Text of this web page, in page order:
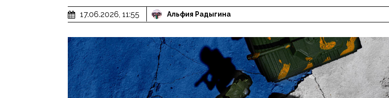
17.06.2026, 11:55 Альфия Радыгина